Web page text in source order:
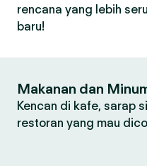
rencana yang lebih
baru!
Makanan dan
Kencan di kafe, sarap
restoran yang mau